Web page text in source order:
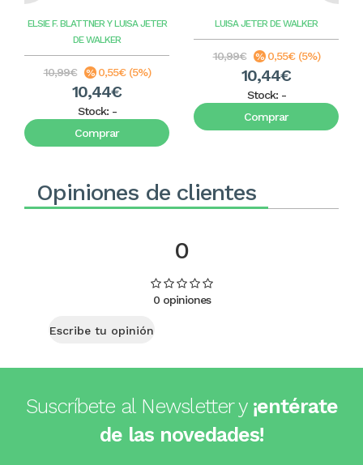
ELSIE F. BLATTNER Y LUISA JETER
DE WALKER
10,99€ 0,55€ (5%)
10,44€
Stock: -
Comprar
LUISA JETER DE WALKER
10,99€ 0,55€ (5%)
10,44€
Stock: -
Comprar
Opiniones de clientes
0
0 opiniones
Escribe tu opinión
Suscríbete al Newsletter y ¡entérate
de las novedades!